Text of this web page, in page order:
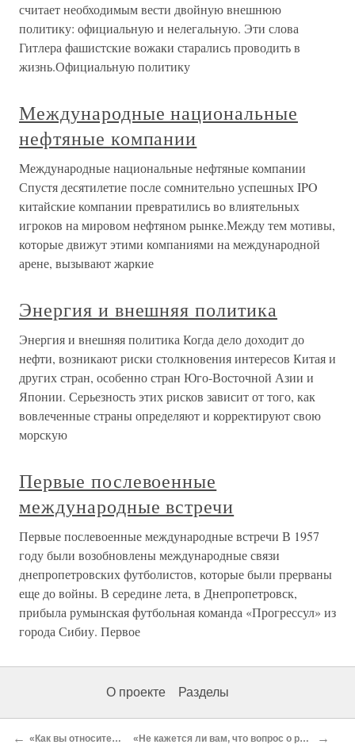
считает необходимым вести двойную внешнюю
политику: официальную и нелегальную. Эти слова
Гитлера фашистские вожаки старались проводить в
жизнь.Официальную политику
Международные национальные
нефтяные компании
Международные национальные нефтяные компании
Спустя десятилетие после сомнительно успешных IPO
китайские компании превратились во влиятельных
игроков на мировом нефтяном рынке.Между тем мотивы,
которые движут этими компаниями на международной
арене, вызывают жаркие
Энергия и внешняя политика
Энергия и внешняя политика Когда дело доходит до
нефти, возникают риски столкновения интересов Китая и
других стран, особенно стран Юго-Восточной Азии и
Японии. Серьезность этих рисков зависит от того, как
вовлеченные страны определяют и корректируют свою
морскую
Первые послевоенные
международные встречи
Первые послевоенные международные встречи В 1957
году были возобновлены международные связи
днепропетровских футболистов, которые были прерваны
еще до войны. В середине лета, в Днепропетровск,
прибыла румынская футбольная команда «Прогрессул» из
города Сибиу. Первое
О проекте Разделы
← «Как вы относитесь к попыткам Вашингтона сорвать Московскую Олимпиаду?» «Не кажется ли вам, что вопрос о разоружении зашел в тупик? Возможно ли вообще какое-либо реальное, конструктивное решение этой проблемы?» →